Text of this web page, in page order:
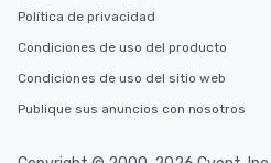
Política de privacidad
Condiciones de uso del producto
Condiciones de uso del sitio web
Publique sus anuncios con nosotros